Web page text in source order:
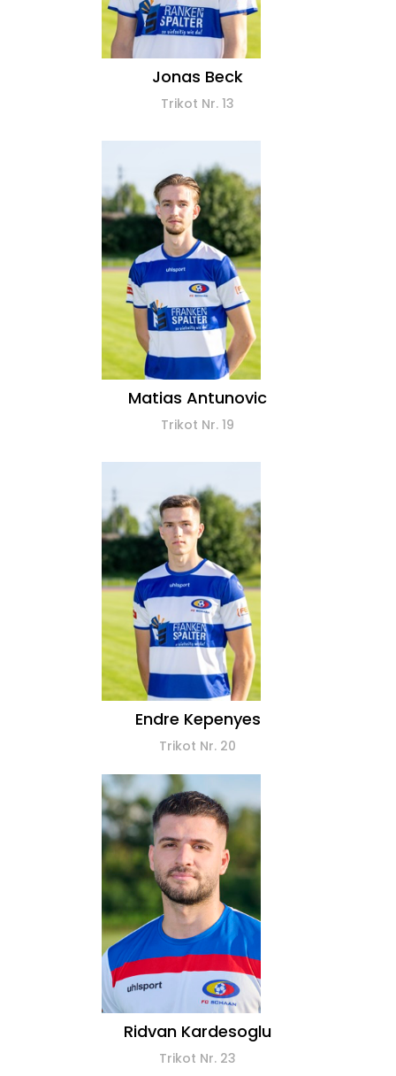
Jonas Beck
Trikot Nr. 13
Matias Antunovic
Trikot Nr. 19
Endre Kepenyes
Trikot Nr. 20
Ridvan Kardesoglu
Trikot Nr. 23